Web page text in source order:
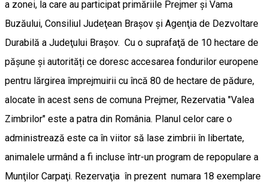
a zonei, la care au participat primăriile Prejmer şi Vama
Buzăului, Consiliul Judeţean Braşov şi Agenţia de Dezvoltare
Durabilă a Judeţului Braşov. Cu o suprafaţă de 10 hectare de
păşune şi autorități ce doresc accesarea fondurilor europene
pentru lărgirea împrejmuirii cu încă 80 de hectare de pădure,
alocate în acest sens de comuna Prejmer, Rezervatia "Valea
Zimbrilor" este a patra din România. Planul celor care o
administrează este ca în viitor să lase zimbrii în libertate,
animalele urmând a fi incluse într-un program de repopulare a
Munţilor Carpaţi. Rezervaţia în prezent numara 18 exemplare